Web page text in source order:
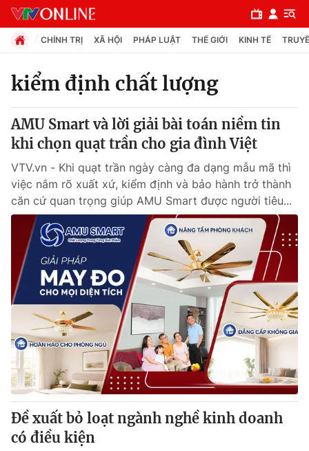
Chuyên mục
Chính trị
Xã hội
Pháp luật
Y tế
Thế giới
Tin tức
Thế giới đó đây
Câu chuyện quốc tế
Kinh tế
Tài chính
Thị trường
Góc doanh nghiệp
Dữ liệu và đời sống
Truyền hình
CHÍNH TRỊ XÃ HỘI PHÁP LUẬT THẾ GIỚI KINH TẾ
kiểm định chất lượng
AMU Smart và lời giải bài toán niềm tin
khi chọn quạt trần cho gia đình Việt
VTV.vn - Khi quạt trần ngày càng đa dạng mẫu mã thì
việc nắm rõ xuất xứ, kiểm định và bảo hành trở thành
căn cứ quan trọng giúp AMU Smart được người tiêu...
Đề xuất bỏ loạt ngành nghề kinh doanh
có điều kiện